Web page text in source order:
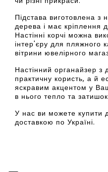
Підстава виготовлена з
дерева і має кріплення
Настінні корчі можна
інтер'єру для пляжного
вітрини ювелірного
Настінний органайзер
практичну користь, а й
яскравим акцентом у
в нього тепло та
У нас ви можете купити
доставкою по Україні.